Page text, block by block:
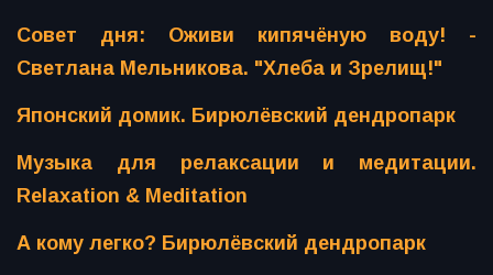
Совет дня: Оживи кипячёную воду! -
Светлана Мельникова. "Хлеба и Зрелищ!"
Японский домик. Бирюлёвский дендропарк
Музыка для релаксации и медитации.
Relaxation & Meditation
А кому легко? Бирюлёвский дендропарк